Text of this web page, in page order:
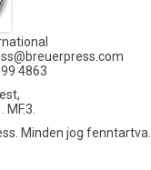
4863
MF.3.
Minden jog fenntartva.